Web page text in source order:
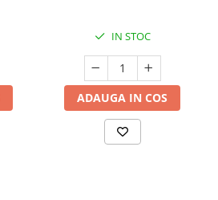
IN STOC
ADAUGA IN COS